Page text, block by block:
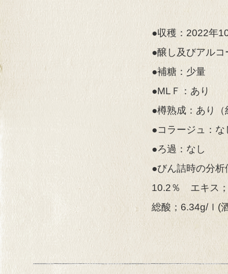
●収穫：2022年
●醸し及びアル
●補糖：少量
●MLＦ：あり
●樽熟成：あり
●コラージュ：な
●ろ過：なし
●びん詰時の分
10.2％ エキス
総酸；6.34g/ｌ